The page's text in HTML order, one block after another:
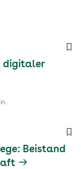
digitaler
Beistand